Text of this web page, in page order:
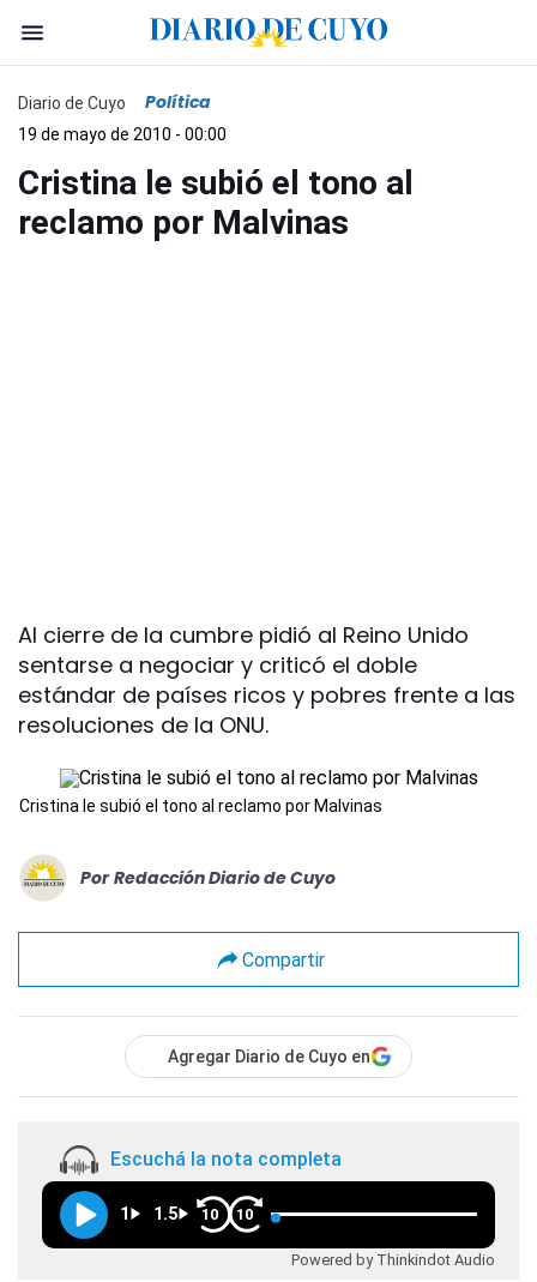
Diario de Cuyo Política
19 de mayo de 2010 - 00:00
Cristina le subió el tono al
reclamo por Malvinas
Al cierre de la cumbre pidió al Reino Unido
sentarse a negociar y criticó el doble
estándar de países ricos y pobres frente a las
resoluciones de la ONU.
Cristina le subió el tono al reclamo por Malvinas
Por Redacción Diario de Cuyo
Compartir
Agregar Diario de Cuyo en
Escuchá la nota completa
1 1.5 10 10
Powered by Thinkindot Audio